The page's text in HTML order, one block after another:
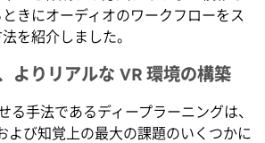
きにオーディオのワークフローをス
を紹介しました。
よりリアルな VR 環境の構築
る手法であるディープラーニングは、
よび知覚上の最大の課題のいくつかに